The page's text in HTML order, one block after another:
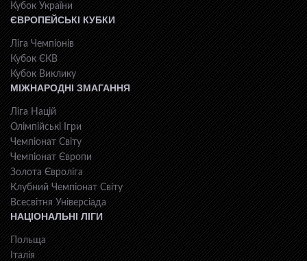
Кубок України
ЄВРОПЕЙСЬКІ КУБКИ
Ліга Чемпіонів
Кубок ЄКВ
Кубок Виклику
МІЖНАРОДНІ ЗМАГАННЯ
Ліга Націй
Олімпійські Ігри
Чемпіонат Світу
Чемпіонат Європи
Золота Євроліга
Клубний Чемпіонат Світу
Всесвiтня Унiверсiaда
НАЦІОНАЛЬНІ ЛІГИ
Польща
Італія